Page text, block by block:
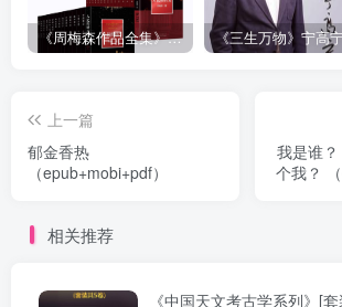
《周梅森作品全集》[共30册]
上一篇
郁金香热
（epub+mobi+pdf）
我是谁
个我？
相关推荐
《中国天文考古学系列》[